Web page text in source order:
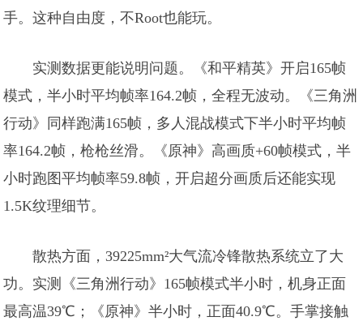
手。这种自由度，不Root也能玩。
实测数据更能说明问题。《和平精英》开启165帧
模式，半小时平均帧率164.2帧，全程无波动。《三角洲
行动》同样跑满165帧，多人混战模式下半小时平均帧
率164.2帧，枪枪丝滑。《原神》高画质+60帧模式，半
小时跑图平均帧率59.8帧，开启超分画质后还能实现
1.5K纹理细节。
散热方面，39225mm²大气流冷锋散热系统立了大
功。实测《三角洲行动》165帧模式半小时，机身正面
最高温39℃；《原神》半小时，正面40.9℃。手掌接触